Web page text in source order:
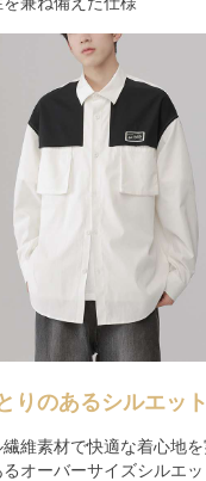
りのあるシルエッ
維素材で快適な着心地を
るオーバーサイズシルエ